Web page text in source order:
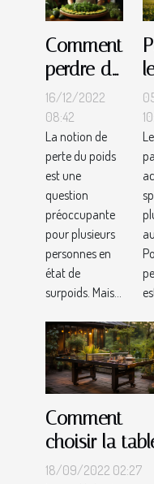
Comment
perdre du
poids au
naturel ?
16/12/2022
08:42
La notion de
perte du poids
est une
question
préoccupante
pour plusieurs
personnes en
état de
surpoids. Mais...
Comment
choisir la
de tennis
18/09/2022 02:27